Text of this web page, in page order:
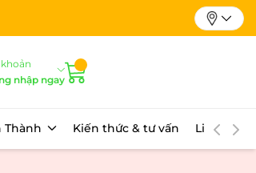
khoản
nhập ngay
Thành Kiến thức & tư vấn Liên hệ